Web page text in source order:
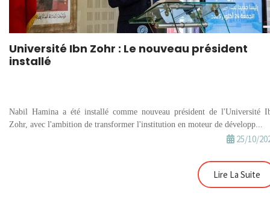
Université Ibn Zohr : Le nouveau président
installé
Nabil Hamina a été installé comme nouveau président de l'Université
Zohr, avec l'ambition de transformer l'institution en moteur de développ...
25/10/
Lire La Suite